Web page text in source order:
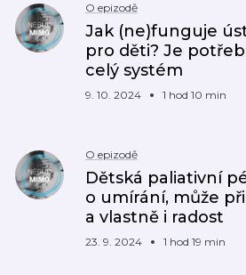
O epizodě
Jak (ne)funguje
pro děti? Je
celý systém
9. 10. 2024 1 hod 10 min
O epizodě
Dětská paliativní
o umírání, může
a vlastně i radost
23. 9. 2024 1 hod 19 min